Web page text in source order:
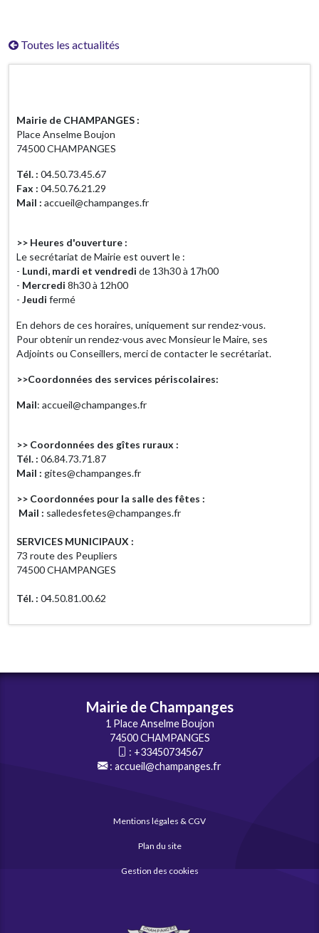
Toutes les actualités
Mairie de CHAMPANGES :
Place Anselme Boujon
74500 CHAMPANGES
Tél. : 04.50.73.45.67
Fax : 04.50.76.21.29
Mail : accueil@champanges.fr
>> Heures d'ouverture :
Le secrétariat de Mairie est ouvert le :
- Lundi, mardi et vendredi de 13h30 à 17h00
- Mercredi 8h30 à 12h00
- Jeudi fermé
En dehors de ces horaires, uniquement sur rendez-vous.
Pour obtenir un rendez-vous avec Monsieur le Maire, ses
Adjoints ou Conseillers, merci de contacter le secrétariat.
>>Coordonnées des services périscolaires:
Mail: accueil@champanges.fr
>> Coordonnées des gîtes ruraux :
Tél. : 06.84.73.71.87
Mail : gites@champanges.fr
>> Coordonnées pour la salle des fêtes :
Mail : salledesfetes@champanges.fr
SERVICES MUNICIPAUX :
73 route des Peupliers
74500 CHAMPANGES
Tél. : 04.50.81.00.62
Mairie de Champanges
1 Place Anselme Boujon
74500 CHAMPANGES
: +33450734567
: accueil@champanges.fr
Mentions légales & CGV
Plan du site
Gestion des cookies